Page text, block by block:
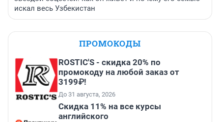
искал весь Узбекистан
ПРОМОКОДЫ
ROSTIC'S - скидка 20% по
промокоду на любой заказ от
3199₽!
До 31 августа, 2026
Скидка 11% на все курсы
английского